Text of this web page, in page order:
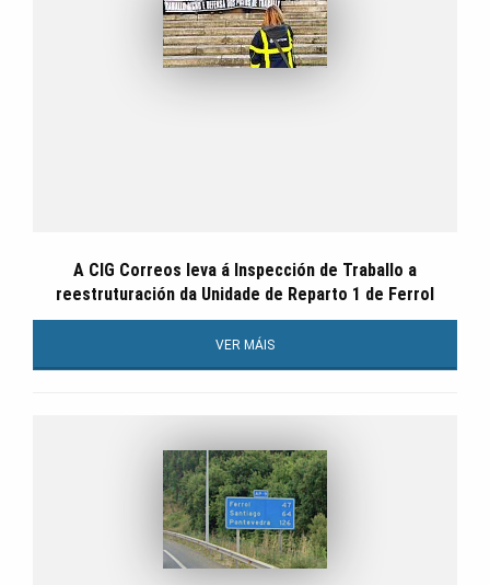
A CIG Correos leva á Inspección de Traballo a
reestruturación da Unidade de Reparto 1 de Ferrol
VER MÁIS